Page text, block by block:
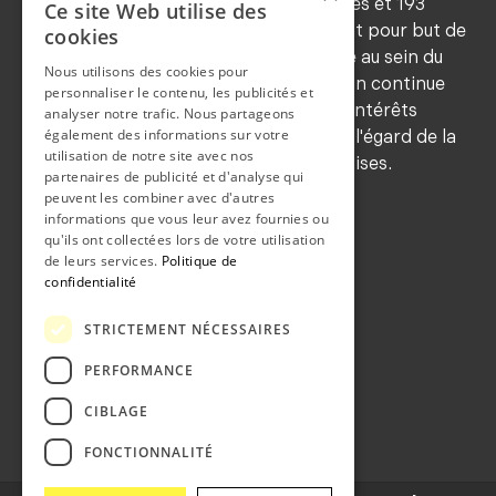
Forte d'environ 545 membres ordinaires et 193
honoraires (2024), la SNM a notamment pour but de
maintenir les traditions de déontologie au sein du
corps médical, de favoriser la formation continue
de ses membres, de sauvegarder leurs intérêts
professionnels et de les représenter à l'égard de la
population et des autorités neuchâteloises.
CONTACT
Téléphone:
Fax:
032 863 16 19
Email:
COORDONNEES
Grand-rue 36b
2108 Couvet
Ce site Web utilise des
cookies
Nous utilisons des cookies pour
personnaliser le contenu, les publicités et
analyser notre trafic. Nous partageons
également des informations sur votre
utilisation de notre site avec nos
partenaires de publicité et d'analyse qui
peuvent les combiner avec d'autres
informations que vous leur avez fournies ou
qu'ils ont collectées lors de votre utilisation
de leurs services. Politique de
confidentialité
STRICTEMENT NÉCESSAIRES
PERFORMANCE
CIBLAGE
FONCTIONNALITÉ